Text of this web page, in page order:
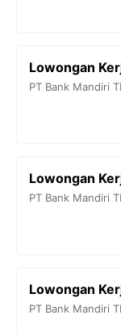
Lowongan
PT Bank Mandiri
Lowongan
PT Bank Mandiri
Lowongan
PT Bank Mandiri